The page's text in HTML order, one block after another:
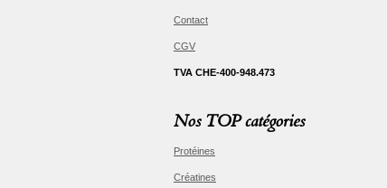
Contact
CGV
TVA CHE-400-948.473
Nos TOP catégories
Protéines
Créatines